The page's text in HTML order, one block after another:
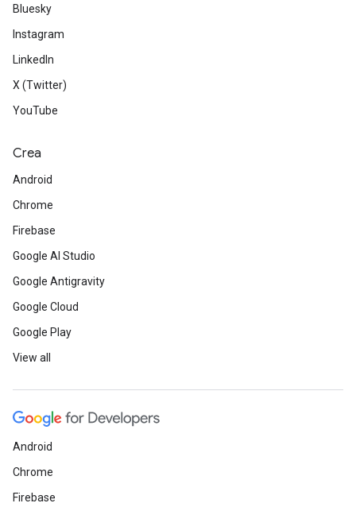
Bluesky
Instagram
LinkedIn
X (Twitter)
YouTube
Crea
Android
Chrome
Firebase
Google AI Studio
Google Antigravity
Google Cloud
Google Play
View all
Android
Chrome
Firebase